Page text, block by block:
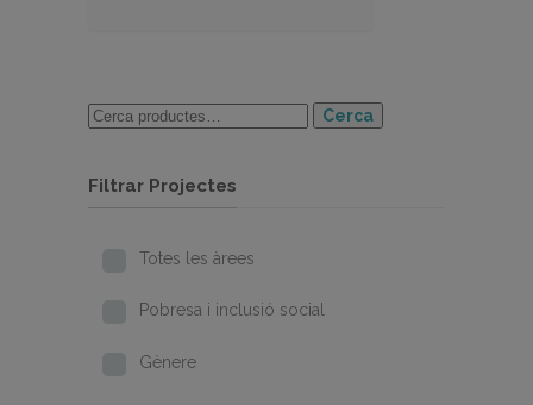
Cerca
Filtrar Projectes
Totes les àrees
Pobresa i inclusió social
Gènere